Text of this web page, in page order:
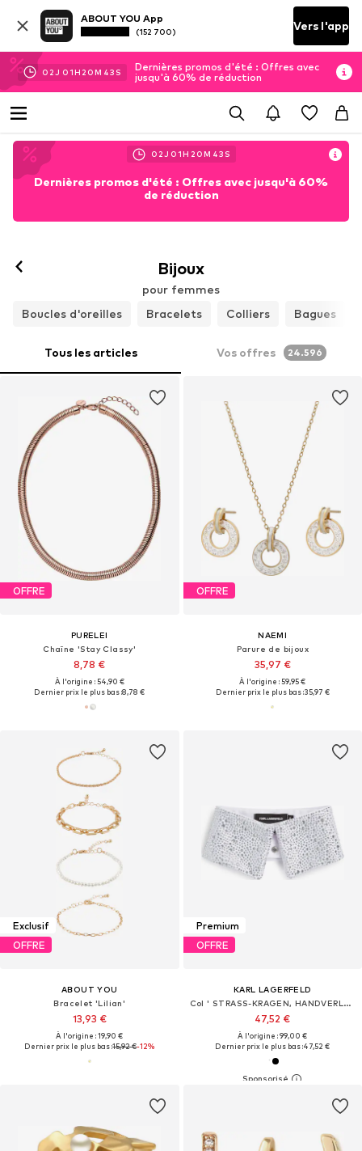
ABOUT YOU App
(152 700) Vers l'app
02J 01H 20M 40 S
Dernières promos d'été : Offres avec
jusqu'à 60% de réduction
02J 01H 20M 40 S
Dernières promos d'été : Offres avec jusqu'à 60%
de réduction
Bijoux
pour femmes
Boucles d'oreilles
Bracelets Colliers Bagues
Tous les articles Vos offres 24.596
OFFRE
PURELEI
Chaîne 'Stay Classy'
8,78 €
À l'origine : 54,90 €
Dernier prix le plus bas :8,78 €
OFFRE
NAEMI
Parure de bijoux
35,97 €
À l'origine : 59,95 €
Dernier prix le plus bas :35,97 €
Exclusif
OFFRE
ABOUT YOU
Bracelet 'Lilian'
13,93 €
À l'origine : 19,90 €
Dernier prix le plus bas :15,92 €-12%
Premium
OFFRE
KARL LAGERFELD
Col ' STRASS-KRAGEN, HANDVERLESEN VON HUN KIM '
47,52 €
À l'origine : 99,00 €
Dernier prix le plus bas :47,52 €